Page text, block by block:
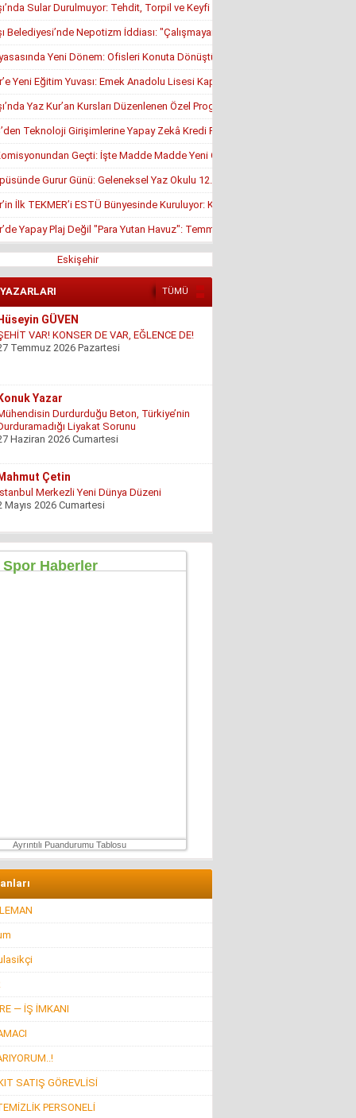
Sular Durulmuyor: Tehdit, Torpil ve Keyfi Atamalar Gündemde
Belediyesi’nde Nepotizm İddiası: "Çalışmayan Kaldı, Çavuş İstifa Ettirildi"
Yeni Dönem: Ofisleri Konuta Dönüştürmek İçin Son Tarih 1
Yeni Eğitim Yuvası: Emek Anadolu Lisesi Kapılarını Açmaya Hazırlanıyor
Yaz Kur’an Kursları Düzenlenen Özel Programla Açıldı
Teknoloji Girişimlerine Yapay Zekâ Kredi Programı
Geçti: İşte Madde Madde Yeni Öğrenci Affı Rehberi
Gurur Günü: Geleneksel Yaz Okulu 12. Kez Kapanış Yaptı
İlk TEKMER’i ESTÜ Bünyesinde Kuruluyor: KOSGEB Onayı Geldi
Yapay Plaj Değil "Para Yutan Havuz": Temmuz Ortasında Hâlâ Kapalı!
Eskişehir
TÜMÜ
Hüseyin GÜVEN
ŞEHİT VAR! KONSER DE VAR, EĞLENCE DE!
Temmuz 2026 Pazartesi
Liyakat Sorunu
Haziran 2026 Cumartesi
Mayıs 2026 Cumartesi
Turan
Şubat 2026 Pazar
Ayrıntılı Puandurumu Tablosu
— İŞ İMKANI
SATIŞ GÖREVLİSİ
PERSONELİ